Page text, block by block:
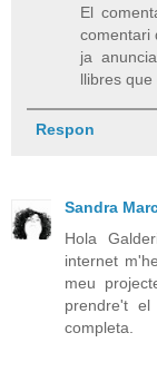
El
comentari
ja
llibres que
Respon
Sandra
Hola
internet
meu
prendre't
completa.